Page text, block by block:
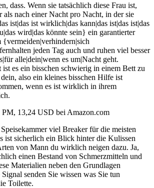
dass. Wenn sie tatsächlich diese Frau ist,
als nach einer Nacht pro Nacht, in der sie
ist|das ist wirklich|das kann|das ist|das ist|das
wird|das könnte sein} ein garantierter
jeden Tag auch und ruhen viel besser
alle|dein|wenn es um|Nacht geht.
es ein bisschen schwierig in einem Bett zu
also ein kleines bisschen Hilfe ist
wenn es ist wirklich in ihrem
13,24 USD bei Amazon.com
viel Breaker für die meisten
ist sicherlich ein Blick hinter die Kulissen
von Mann du wirklich neigen dazu. Ja,
einen Bestand von Schmerzmitteln und
Materialien neben den Grundlagen
senden Sie wissen was Sie tun
Toilette.